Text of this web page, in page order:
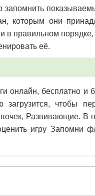
запомнить
которым они
правильном порядке,
её.
онлайн, бесплатно и
загрузится, чтобы
Развивающие.
игру Запомни